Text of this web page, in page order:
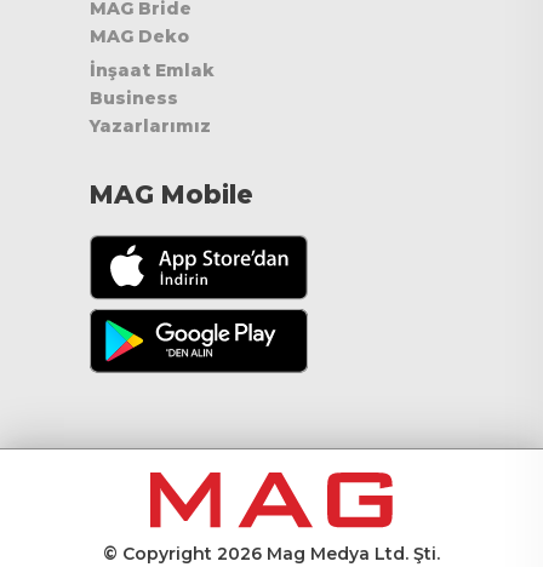
MAG Bride
MAG Deko
İnşaat Emlak
Business
Yazarlarımız
MAG Mobile
© Copyright 2026 Mag Medya Ltd. Şti.